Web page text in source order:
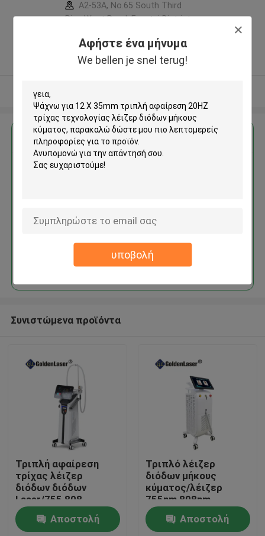
Αφήστε ένα μήνυμα
We bellen je snel terug!
υποβολή
Σπίτι
Προϊόντα
Βίντεο
A2-53A, No.65 South Third
Ring West Road, Fengtai District,
5.0
Ελεγχμένος προμηθευτής
Αποκτήστε την καλύτερη τιμή για
12 X 35mm τριπλή αφαίρεση
Να συνεχίσει
Συνιστώμενα προϊόντα
Τριπλή αφαίρεση
τρίχας λέιζερ
διόδων διόδων
Laser/755 808
1064nm μήκους
κύματοςΑποστολή
Τριπλό λέιζερ
διόδων μήκους
κύματος/λέιζερ
755nm 808nm
1064nm διόδων
Αποστολή